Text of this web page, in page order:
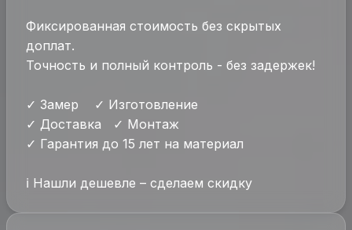
Фиксированная стоимость без скрытых
доплат.
Точность и полный контроль - без задержек!
✓ Замер ✓ Изготовление
✓ Доставка ✓ Монтаж
✓ Гарантия до 15 лет на материал
ℹ Нашли дешевле – сделаем скидку